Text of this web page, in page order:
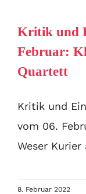
Kritik und
Februar:
Quartett
Kritik und
vom 06.
Weser Kurier
8. Februar 2022